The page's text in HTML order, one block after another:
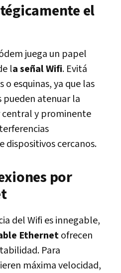
el
juega un papel
la señal Wifi. Evitá
esquinas, ya que las
pueden atenuar la
central y prominente
dispositivos cercanos.
por
del Wifi es innegable,
Ethernetofrecen
Para
máxima velocidad,